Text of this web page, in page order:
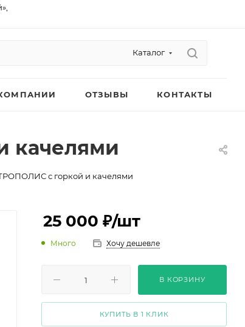
Каталог
ОТЗЫВЫ КОНТАКТЫ
качелями
с горкой и качелями
25 000 ₽/шт
Много Хочу дешевле
В КОРЗИНУ
КУПИТЬ В 1 КЛИК